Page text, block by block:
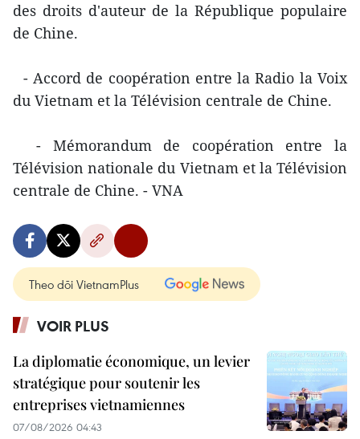
des droits d'auteur de la République populaire
de Chine.
- Accord de coopération entre la Radio la Voix
du Vietnam et la Télévision centrale de Chine.
- Mémorandum de coopération entre la
Télévision nationale du Vietnam et la Télévision
centrale de Chine. - VNA
Theo dõi VietnamPlus
VOIR PLUS
La diplomatie économique, un levier
stratégique pour soutenir les
entreprises vietnamiennes
07/08/2026 04:43